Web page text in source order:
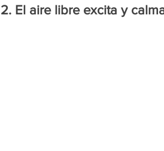
2. El aire libre excita y